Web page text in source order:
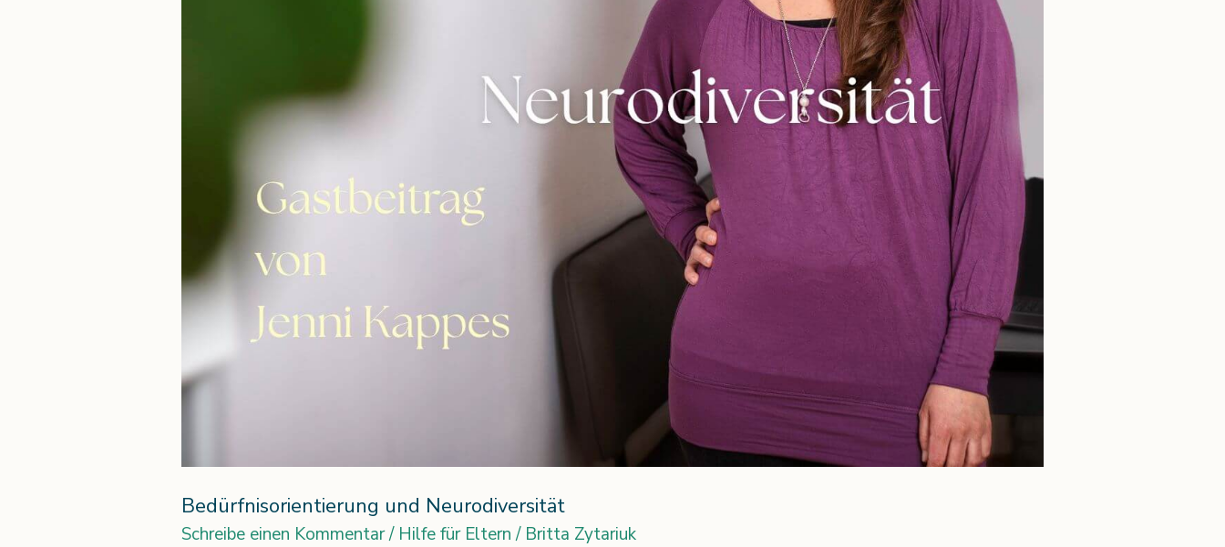
Bedürfnisorientierung und Neurodiversität
Schreibe einen Kommentar/ Hilfe für Eltern/ Britta Zytariuk